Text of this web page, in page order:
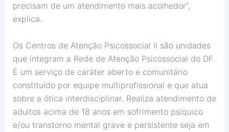
precisam de um atendimento mais acolhedor”,
explica.
Os Centros de Atenção Psicossocial II são unidades
que integram a Rede de Atenção Psicossocial do DF.
É um serviço de caráter aberto e comunitário
constituído por equipe multiprofissional e que atua
sobre a ótica interdisciplinar. Realiza atendimento de
adultos acima de 18 anos em sofrimento psíquico
e/ou transtorno mental grave e persistente seja em